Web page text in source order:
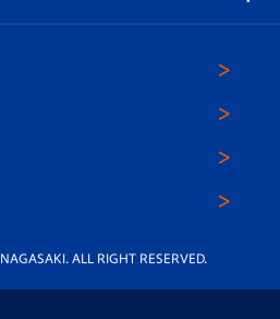
ラム
ALL RIGHT RESERVED.